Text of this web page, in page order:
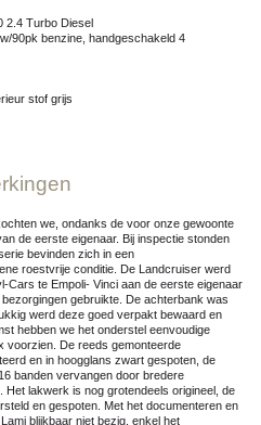
2.4 Turbo Diesel
stof grijs
we, ondanks de voor onze gewoonte
de eerste eigenaar. Bij inspectie stonden
bevinden zich in een
roestvrije conditie. De Landcruiser werd
Cars te Empoli- Vinci aan de eerste eigenaar
gebruikte. De achterbank was
werd deze goed verpakt bewaard en
hebben we het onderstel eenvoudige
voorzien. De reeds gemonteerde
en in hoogglans zwart gespoten, de
banden vervangen door bredere
lakwerk is nog grotendeels origineel, de
en gespoten. Met het documenteren en
blijkbaar niet bezig, enkel het